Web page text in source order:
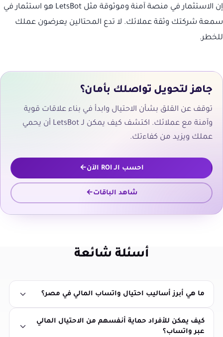
إن الاستثمار في منصة آمنة وموثوقة مثل LetsBot هو استثمار في
سمعة شركتك وثقة عملائك. لا تدع المحتالين يعرضون عملك
للخطر.
جاهز لتحويل تواصلك بأمان؟
توقف عن القلق بشأن الاحتيال وابدأ في بناء علاقات قوية
وآمنة مع عملائك. اكتشف كيف يمكن لـ LetsBot أن يحمي
عملك ويزيد من كفاءتك.
احسب الـ ROI الآن
شاهد الباقات
أسئلة شائعة
ما هي أبرز أساليب احتيال واتساب المالي في مصر؟
كيف يمكن للأفراد حماية أنفسهم من الاحتيال المالي
عبر واتساب؟